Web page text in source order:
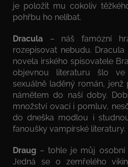
je položit mu cokoliv
pohřbu ho nelíbat.
Dracula – náš famózní
rozepisovat nebudu.
novela irského spisovatele
objevnou literaturu šlo
sexuálně laděný román, jenž
námětem do naší doby.
množství ovací i pomluv,
do dneška modlou i
fanoušky vampírské literatury.
Draug – tohle je můj osobní
Jedná se o zemřelého